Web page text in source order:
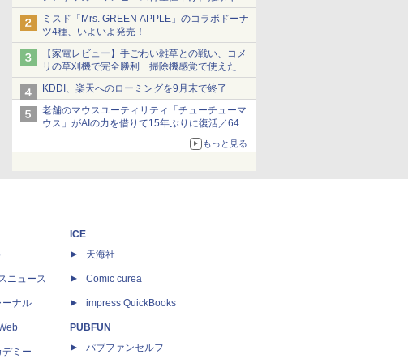
ショーツは1990円に
ミスド「Mrs. GREEN APPLE」のコラボドーナ
ツ4種、いよいよ発売！
【家電レビュー】手ごわい雑草との戦い、コメ
リの草刈機で完全勝利 掃除機感覚で使えた
KDDI、楽天へのローミングを9月末で終了
老舗のマウスユーティリティ「チューチューマ
ウス」がAIの力を借りて15年ぶりに復活／64bit
化、Windows 10/11、「Chrome」も走り回
る。復活記念で2026年末まで500円
もっと見る
ニュース
ーナル
ミー
ICE
天海社
Comic curea
impress QuickBooks
PUBFUN
パブファンセルフ